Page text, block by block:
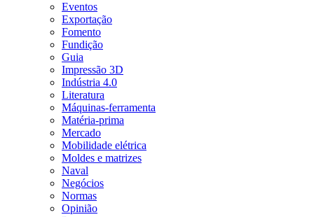
Eventos
Exportação
Fomento
Fundição
Guia
Impressão 3D
Indústria 4.0
Literatura
Máquinas-ferramenta
Matéria-prima
Mercado
Mobilidade elétrica
Moldes e matrizes
Naval
Negócios
Normas
Opinião